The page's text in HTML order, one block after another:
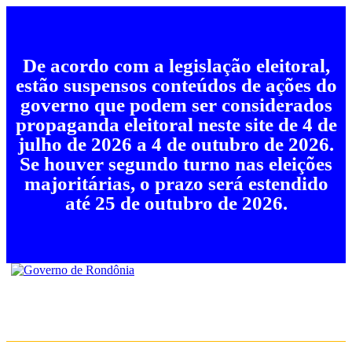
De acordo com a legislação eleitoral,
estão suspensos conteúdos de ações do
governo que podem ser considerados
propaganda eleitoral neste site de 4 de
julho de 2026 a 4 de outubro de 2026.
Se houver segundo turno nas eleições
majoritárias, o prazo será estendido
até 25 de outubro de 2026.